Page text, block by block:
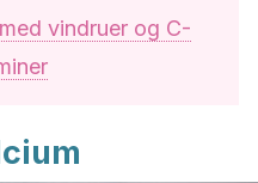
vindruer og C-